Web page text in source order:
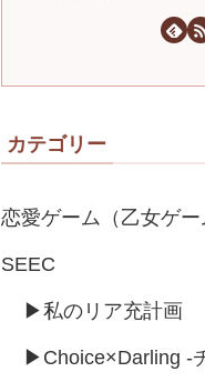
カテゴリー
恋愛ゲーム（乙女ゲ
SEEC
▶︎私のリア充計画
▶︎Choice×Darling -